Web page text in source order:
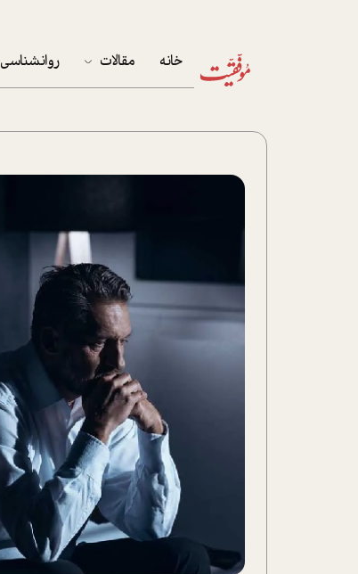
خانه مقالات
زندگی
نوجوان
کار
پلاس
تحلیل فیلم
شیوانا
داستان
روانشناسی